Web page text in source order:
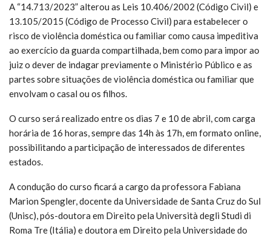
A “14.713/2023” alterou as Leis 10.406/2002 (Código Civil) e
13.105/2015 (Código de Processo Civil) para estabelecer o
risco de violência doméstica ou familiar como causa impeditiva
ao exercício da guarda compartilhada, bem como para impor ao
juiz o dever de indagar previamente o Ministério Público e as
partes sobre situações de violência doméstica ou familiar que
envolvam o casal ou os filhos.
O curso será realizado entre os dias 7 e 10 de abril, com carga
horária de 16 horas, sempre das 14h às 17h, em formato online,
possibilitando a participação de interessados de diferentes
estados.
A condução do curso ficará a cargo da professora Fabiana
Marion Spengler, docente da Universidade de Santa Cruz do Sul
(Unisc), pós-doutora em Direito pela Università degli Studi di
Roma Tre (Itália) e doutora em Direito pela Universidade do